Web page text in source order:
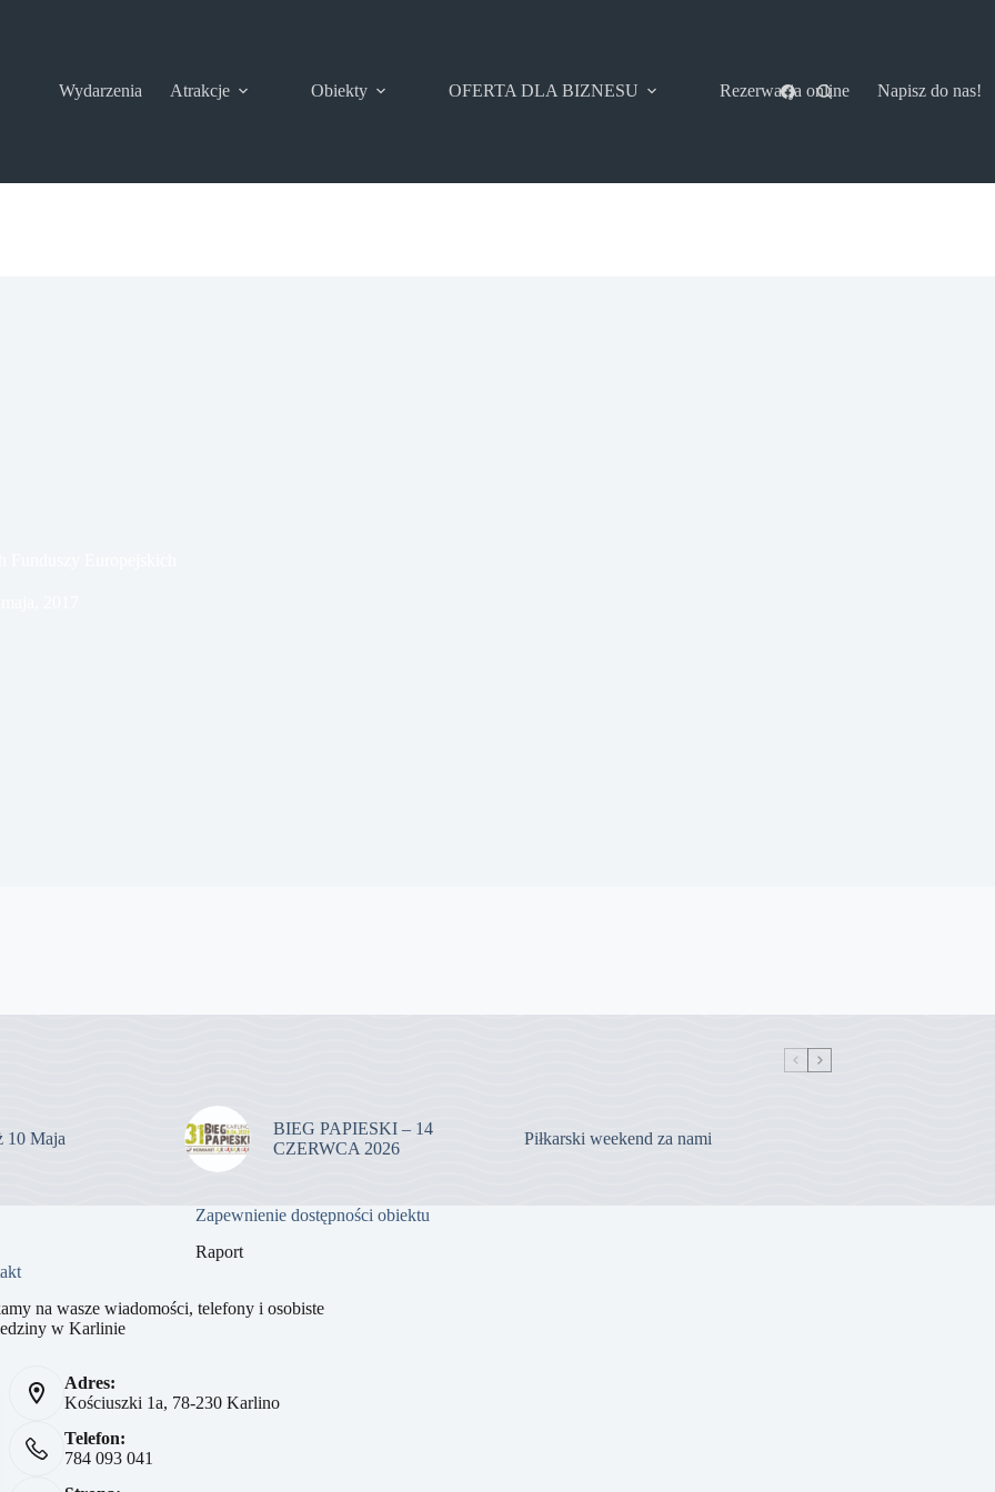
Wydarzenia Atrakcje Obiekty OFERTA DLA BIZNESU Rezerwacja online Napisz do nas!
10 Maja
BIEG PAPIESKI – 14
CZERWCA 2026
Piłkarski weekend za nami
Zapewnienie dostępności obiektu
Raport
na wasze wiadomości, telefony i osobiste
w Karlinie
Adres:
Kościuszki 1a, 78-230 Karlino
Telefon:
784 093 041